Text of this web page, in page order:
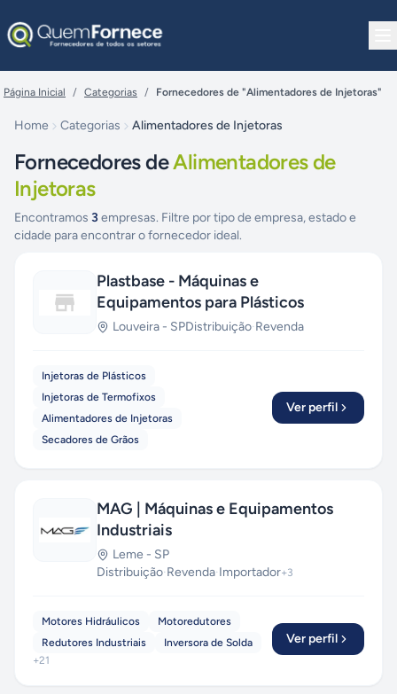
Página Inicial / Categorias / Fornecedores de "Alimentadores de Injetoras"
Home Categorias Alimentadores de Injetoras
Fornecedores deAlimentadores de
Injetoras
Encontramos 3 empresas. Filtre por tipo de empresa, estado e
cidade para encontrar o fornecedor ideal.
Plastbase - Máquinas e
Equipamentos para Plásticos
Louveira - SPDistribuição·Revenda
Injetoras de Plásticos
Injetoras de Termofixos
Alimentadores de Injetoras
Secadores de Grãos
Ver perfil
MAG | Máquinas e Equipamentos
Industriais
Leme - SP
Distribuição·Revenda·Importador+3
Motores Hidráulicos
Motoredutores
Redutores Industriais
Inversora de Solda
+21
Ver perfil